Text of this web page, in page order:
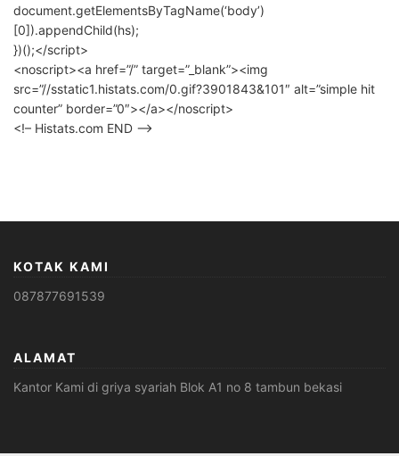
document.getElementsByTagName(‘body’)
[0]).appendChild(hs);
})();</script>
<noscript><a href=”/” target=”_blank”><img
src=”//sstatic1.histats.com/0.gif?3901843&101″ alt=”simple hit
counter” border=”0″></a></noscript>
<!– Histats.com END –>
KOTAK KAMI
087877691539
ALAMAT
Kantor Kami di griya syariah Blok A1 no 8 tambun bekasi